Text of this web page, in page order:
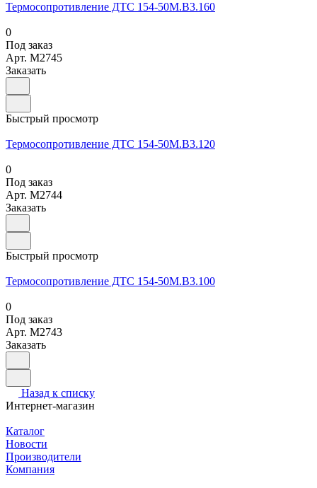
Термосопротивление ДТС 154-50М.В3.160
0
Под заказ
Арт. M2745
Заказать
Быстрый просмотр
Термосопротивление ДТС 154-50М.В3.120
0
Под заказ
Арт. M2744
Заказать
Быстрый просмотр
Термосопротивление ДТС 154-50М.В3.100
0
Под заказ
Арт. M2743
Заказать
Назад к списку
Интернет-магазин
Каталог
Новости
Производители
Компания